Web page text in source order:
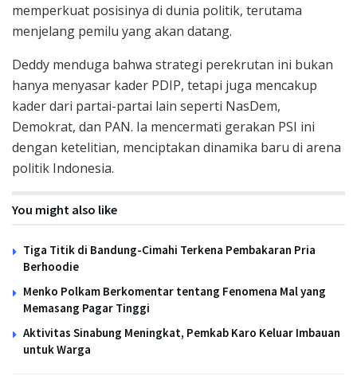
memperkuat posisinya di dunia politik, terutama
menjelang pemilu yang akan datang.
Deddy menduga bahwa strategi perekrutan ini bukan
hanya menyasar kader PDIP, tetapi juga mencakup
kader dari partai-partai lain seperti NasDem,
Demokrat, dan PAN. Ia mencermati gerakan PSI ini
dengan ketelitian, menciptakan dinamika baru di arena
politik Indonesia.
You might also like
Tiga Titik di Bandung-Cimahi Terkena Pembakaran Pria
Berhoodie
Menko Polkam Berkomentar tentang Fenomena Mal yang
Memasang Pagar Tinggi
Aktivitas Sinabung Meningkat, Pemkab Karo Keluar Imbauan
untuk Warga